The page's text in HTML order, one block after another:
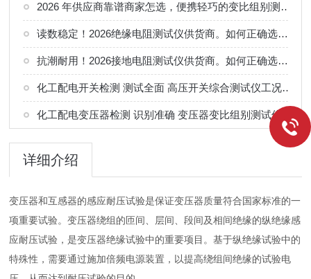
2026 年供应商靠谱商家怎选，便携轻巧的变比组别测试仪选购指南
读数稳定！2026绝缘电阻测试仪供货商。如何正确选择适合的厂家
抗潮耐用！2026接地电阻测试仪供货商。如何正确选择适合的厂家
化工配电开关检测 测试全面 高压开关综合测试仪工况选型参考
详细介绍
变压器和互感器的感应耐压试验是保证变压器质量符合国家标准的一
项重要试验。变压器绕组的匝间、层间、段间及相间绝缘的纵绝缘感
应耐压试验，是变压器绝缘试验中的重要项目。基于纵绝缘试验中的
特殊性，需要通过施加倍频电源装置，以提高绕组间绝缘的试验电